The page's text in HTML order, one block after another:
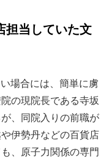
担当していた文
場合には、簡単に虜
の現院長である寺坂
、同院入りの前職が
伊勢丹などの百貨店
、原子力関係の専門